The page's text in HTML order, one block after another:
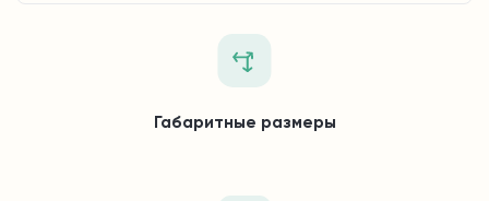
Габаритные размеры